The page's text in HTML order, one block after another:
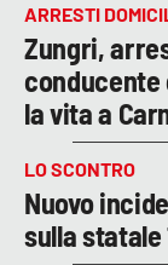
ARRESTI
Zungri,
la vita a
LO SCONTRO
Nuovo
sulla statale